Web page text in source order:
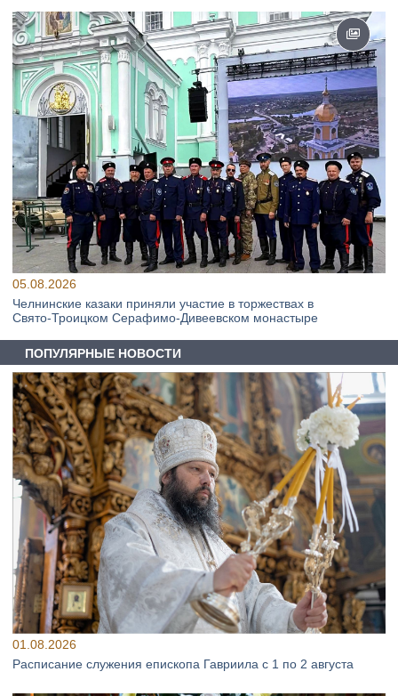
05.08.2026
Челнинские казаки приняли участие в торжествах в
Свято‑Троицком Серафимо‑Дивеевском монастыре
ПОПУЛЯРНЫЕ НОВОСТИ
01.08.2026
Расписание служения епископа Гавриила с 1 по 2 августа